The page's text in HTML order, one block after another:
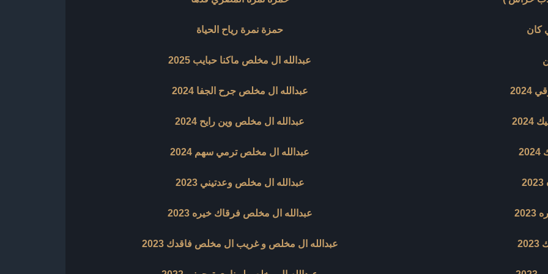
كان حمزة نمرة رياح الحياة
عبدالله ال مخلص ماكنا حبايب 2025
عبدالله ال مخلص جرح الجفا 2024
عبدالله ال مخلص وين رايح 2024
عبدالله ال مخلص ترمي سهم 2024
عبدالله ال مخلص وعدتيني 2023
عبدالله ال مخلص فرقاك خيره 2023
عبدالله ال مخلص و غريب ال مخلص فاقدك 2023